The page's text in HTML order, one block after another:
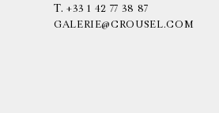
T. +33 1 42 77 38 87
GALERIE@CROUSEL.COM